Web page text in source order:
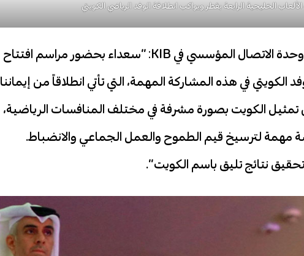
وبهذه المناسبة، قالت مروة معرفي، مدير وحدة الاتصال المؤسسي في KIB: “سعداء بحضور مراسم افتتاح
الكويتي في هذه المشاركة المهمة، التي تأتي انطلاقاً من إيماننا
الكويت بصورة مشرفة في مختلف المنافسات الرياضية،
مهمة لترسيخ قيم الطموح والعمل الجماعي والانضباط.
نتائج تليق باسم الكويت”.